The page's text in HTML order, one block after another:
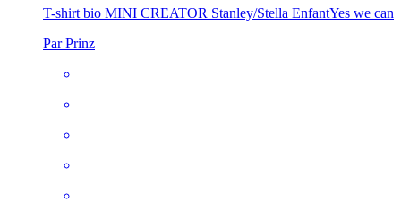
T-shirt bio MINI CREATOR Stanley/Stella EnfantYes we can
Par Prinz